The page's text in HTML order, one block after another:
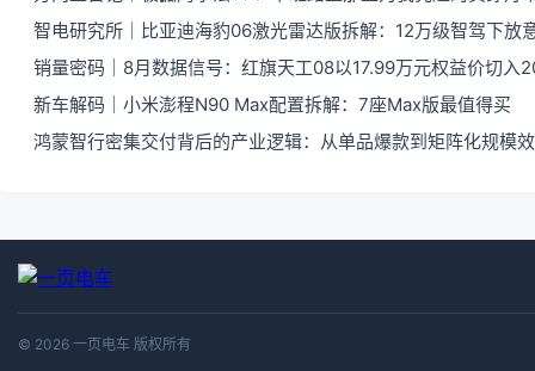
智电研究所｜比亚迪海豹06激光雷达版拆解：12万级智驾下放
销量密码｜8月数据信号：红旗天工08以17.99万元权益价切入
新车解码｜小米澎程N90 Max配置拆解：7座Max版最值得买
鸿蒙智行密集交付背后的产业逻辑：从单品爆款到矩阵化规模
© 2026 一页电车 版权所有